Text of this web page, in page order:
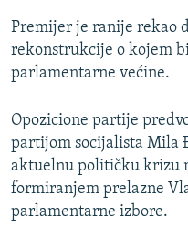
Premijer je ranije rekao
rekonstrukcije o kojem
parlamentarne većine.
Opozicione partije
partijom socijalista Mila
aktuelnu političku krizu
formiranjem prelazne
parlamentarne izbore.